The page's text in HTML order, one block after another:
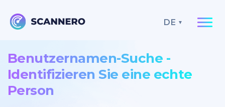
DE
Benutzernamen-Suche -
Identifizieren Sie eine echte
Person